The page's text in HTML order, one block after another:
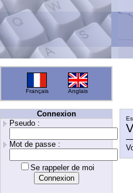
Français Anglais
Connexion
Pseudo :
Mot de passe :
Se rappeler de moi